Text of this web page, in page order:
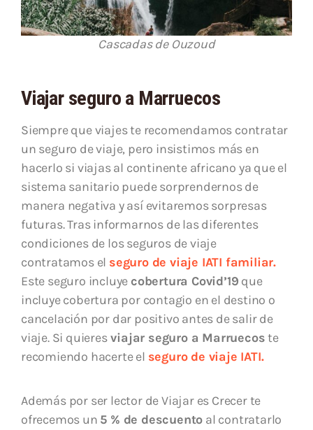
Cascadas de Ouzoud
Viajar seguro a Marruecos
Siempre que viajes te recomendamos contratar
un seguro de viaje, pero insistimos más en
hacerlo si viajas al continente africano ya que el
sistema sanitario puede sorprendernos de
manera negativa y así evitaremos sorpresas
futuras. Tras informarnos de las diferentes
condiciones de los seguros de viaje
contratamos el seguro de viaje IATI familiar.
Este seguro incluye cobertura Covid’19 que
incluye cobertura por contagio en el destino o
cancelación por dar positivo antes de salir de
viaje. Si quieresviajar seguro a Marruecoste
recomiendo hacerte el seguro de viaje IATI.
Además por ser lector de Viajar es Crecer te
ofrecemos un 5 % de descuento al contratarlo